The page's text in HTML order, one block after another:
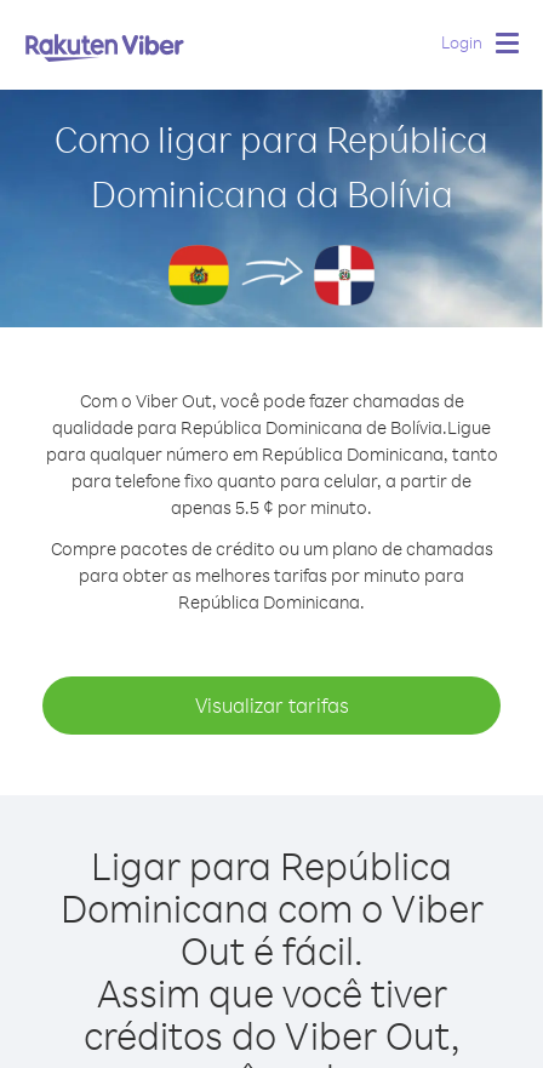
Login
Como ligar para República
Dominicana da Bolívia
Com o Viber Out, você pode fazer chamadas de
qualidade para República Dominicana de Bolívia.Ligue
para qualquer número em República Dominicana, tanto
para telefone fixo quanto para celular, a partir de
apenas 5.5 ¢ por minuto.
Compre pacotes de crédito ou um plano de chamadas
para obter as melhores tarifas por minuto para
República Dominicana.
Visualizar tarifas
Ligar para República
Dominicana com o Viber
Out é fácil.
Assim que você tiver
créditos do Viber Out,